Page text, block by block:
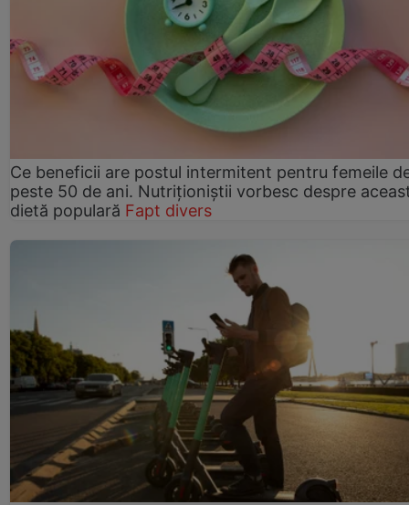
Ce beneficii are postul intermitent pentru femeile
peste 50 de ani. Nutriționiștii vorbesc despre
dietă populară Fapt divers